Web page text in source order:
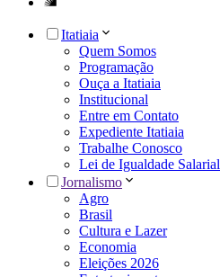
Itatiaia
Quem Somos
Programação
Ouça a Itatiaia
Institucional
Entre em Contato
Expediente Itatiaia
Trabalhe Conosco
Lei de Igualdade Salarial
Jornalismo
Agro
Brasil
Cultura e Lazer
Economia
Eleições 2026